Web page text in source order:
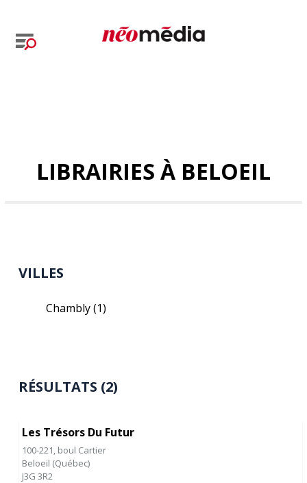
LIBRAIRIES À BELOEIL
VILLES
Chambly(1)
RÉSULTATS (2)
Les Trésors Du Futur
100-221, boul Cartier
Beloeil (Québec)
J3G 3R2